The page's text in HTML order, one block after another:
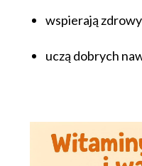
wspierają
uczą dobrych